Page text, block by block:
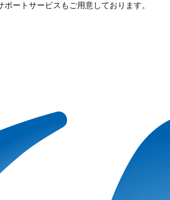
ートサービスもご用意しております。